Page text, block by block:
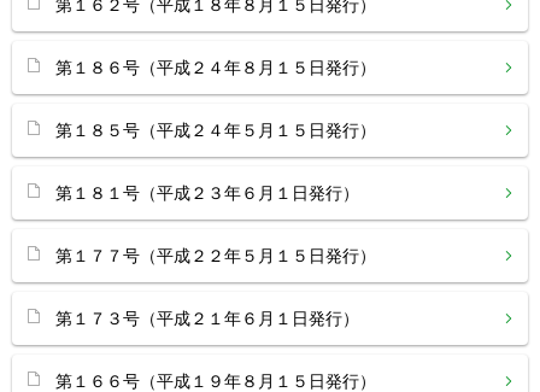
第１６２号（平成１８年８月１５日発行）
第１８６号（平成２４年８月１５日発行）
第１８５号（平成２４年５月１５日発行）
第１８１号（平成２３年６月１日発行）
第１７７号（平成２２年５月１５日発行）
第１７３号（平成２１年６月１日発行）
第１６６号（平成１９年８月１５日発行）